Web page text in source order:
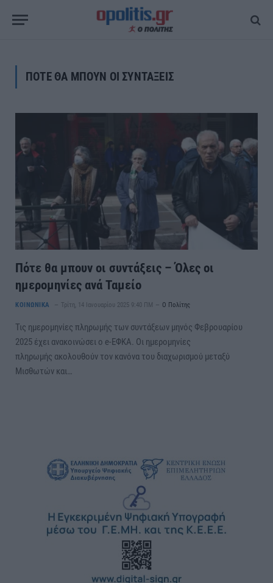
ΠΟΤΕ ΘΑ ΜΠΟΥΝ ΟΙ ΣΥΝΤΑΞΕΙΣ
Πότε θα μπουν οι συντάξεις – Όλες οι
ημερομηνίες ανά Ταμείο
ΚΟΙΝΩΝΙΚΑ Τρίτη, 14 Ιανουαρίου 2025 9:40 ΠΜ Ο Πολίτης
Τις ημερομηνίες πληρωμής των συντάξεων μηνός Φεβρουαρίου
2025 έχει ανακοινώσει ο e-ΕΦΚΑ. Οι ημερομηνίες
πληρωμής ακολουθούν τον κανόνα του διαχωρισμού μεταξύ
Μισθωτών και…